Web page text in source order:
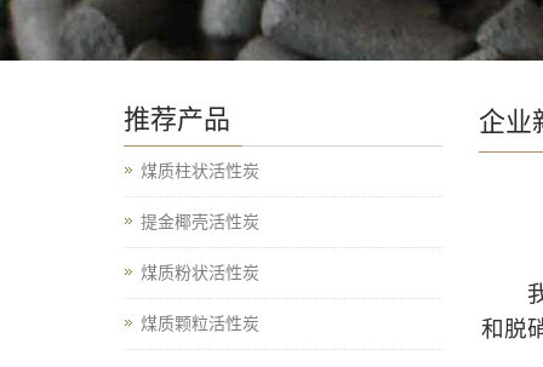
企业
我
和脱
推荐产品
煤质柱状活性炭
提金椰壳活性炭
煤质粉状活性炭
煤质颗粒活性炭